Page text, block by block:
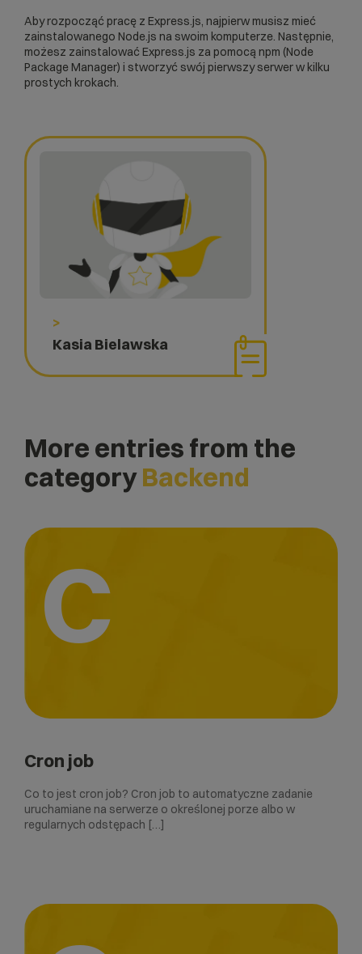
>
Kasia Bielawska
Aby rozpocząć pracę z Express.js, najpierw musisz mieć
zainstalowanego Node.js na swoim komputerze. Następnie,
możesz zainstalować Express.js za pomocą npm (Node
Package Manager) i stworzyć swój pierwszy serwer w kilku
prostych krokach.
More entries from the
categoryBackend
C
Cron job
Co to jest cron job? Cron job to automatyczne zadanie
uruchamiane na serwerze o określonej porze albo w
regularnych odstępach […]